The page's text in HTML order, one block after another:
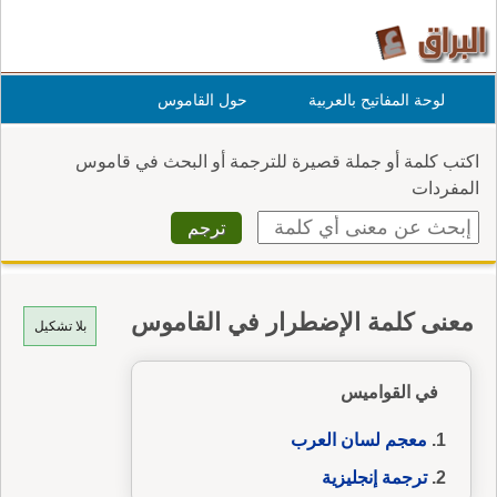
لوحة المفاتيح بالعربية حول القاموس
اكتب كلمة أو جملة قصيرة للترجمة أو البحث في قاموس
المفردات
بلا تشكيل معنى كلمة الإضطرار في القاموس
في القواميس
معجم لسان العرب
ترجمة إنجليزية